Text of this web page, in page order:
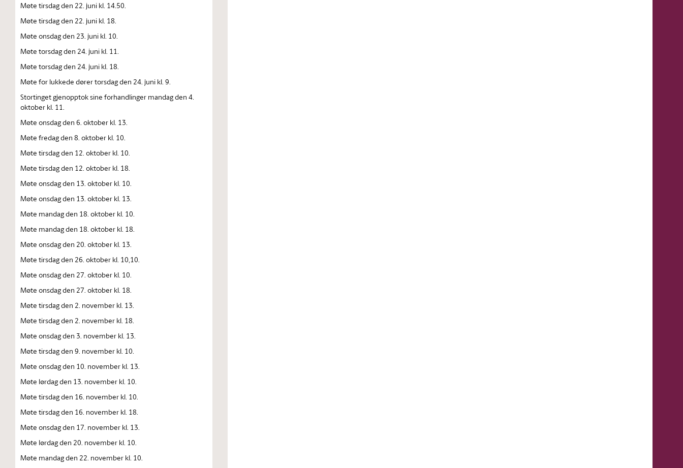
Møte tirsdag den 22. juni kl. 14.50.
Møte tirsdag den 22. juni kl. 18.
Møte onsdag den 23. juni kl. 10.
Møte torsdag den 24. juni kl. 11.
Møte torsdag den 24. juni kl. 18.
Møte for lukkede dører torsdag den 24. juni kl. 9.
Stortinget gjenopptok sine forhandlinger mandag den 4.
oktober kl. 11.
Møte onsdag den 6. oktober kl. 13.
Møte fredag den 8. oktober kl. 10.
Møte tirsdag den 12. oktober kl. 10.
Møte tirsdag den 12. oktober kl. 18.
Møte onsdag den 13. oktober kl. 10.
Møte onsdag den 13. oktober kl. 13.
Møte mandag den 18. oktober kl. 10.
Møte mandag den 18. oktober kl. 18.
Møte onsdag den 20. oktober kl. 13.
Møte tirsdag den 26. oktober kl. 10,10.
Møte onsdag den 27. oktober kl. 10.
Møte onsdag den 27. oktober kl. 18.
Møte tirsdag den 2. november kl. 13.
Møte tirsdag den 2. november kl. 18.
Møte onsdag den 3. november kl. 13.
Møte tirsdag den 9. november kl. 10.
Møte onsdag den 10. november kl. 13.
Møte lørdag den 13. november kl. 10.
Møte tirsdag den 16. november kl. 10.
Møte tirsdag den 16. november kl. 18.
Møte onsdag den 17. november kl. 13.
Møte lørdag den 20. november kl. 10.
Møte mandag den 22. november kl. 10.